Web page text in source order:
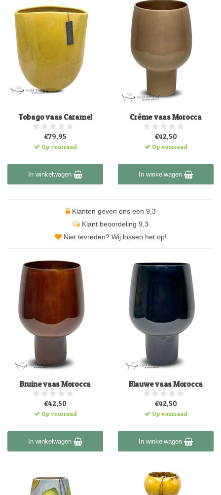
Tobago vaas Caramel
€79,95
Op voorraad
In winkelwagen
Créme vaas Morocca
€42,50
Op voorraad
In winkelwagen
Klanten geven ons een 9,3
Klant beoordeling 9,3
Niet tevreden? Wij lossen het op!
Bruine vaas Morocca
€42,50
Op voorraad
In winkelwagen
Blauwe vaas Morocca
€42,50
Op voorraad
In winkelwagen